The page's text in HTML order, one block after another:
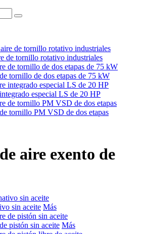
de tornillo rotativo industriales
tornillo de dos etapas de 75 kW
especial LS de 20 HP
tornillo PM VSD de dos etapas
aire exento de
sin aceite Más
pistón sin aceite Más